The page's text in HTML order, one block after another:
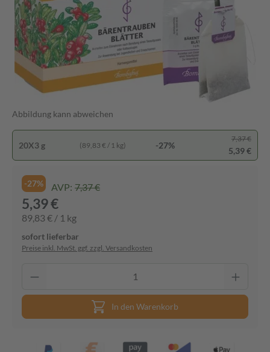
Abbildung kann abweichen
20X3 g (89,83 € / 1 kg) -27%
7,37 €
5,39 €
-27% AVP: 7,37 €
5,39 €
89,83 € / 1 kg
sofort lieferbar
Preise inkl. MwSt. ggf. zzgl. Versandkosten
In den Warenkorb